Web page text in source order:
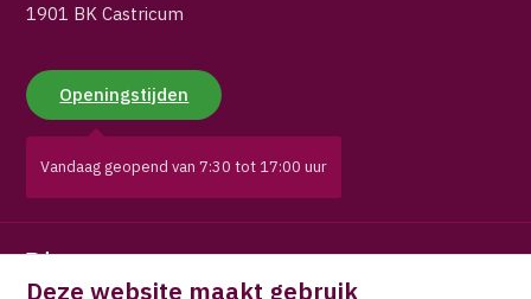
Deze website maakt gebruik
1901 BK Castricum
Openingstijden
Vandaag geopend van 7:30 tot 17:00 uur
Diensten